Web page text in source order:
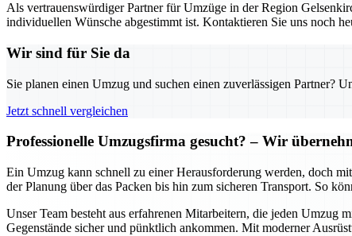
Als vertrauenswürdiger Partner für Umzüge in der Region
individuellen Wünsche abgestimmt ist. Kontaktieren Sie uns noch
Wir sind für Sie da
Sie planen einen Umzug und suchen einen zuverlässigen Partner?
Jetzt schnell vergleichen
Professionelle Umzugsfirma gesucht? – Wir
Ein Umzug kann schnell zu einer Herausforderung werden, doch
der Planung über das Packen bis hin zum sicheren Transport. So
Unser Team besteht aus erfahrenen Mitarbeitern, die jeden Umzug
Gegenstände sicher und pünktlich ankommen. Mit moderner